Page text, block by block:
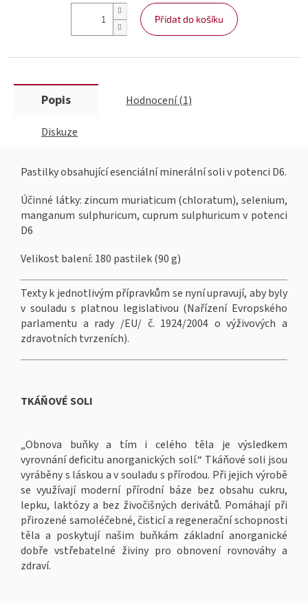
Přidat do košíku
Popis Hodnocení (1)
Diskuze
Pastilkyobsahujícíesenciální minerální soli v potenci D6.
Účinné látky: zincum muriaticum (chloratum), selenium,
manganum sulphuricum, cuprum sulphuricum v potenci
D6
Velikost balení: 180 pastilek (90 g)
Texty k jednotlivým přípravkům se nyní upravují, aby byly
v souladu s platnou legislativou (Nařízení Evropského
parlamentu a rady /EU/ č. 1924/2004 o výživových a
zdravotních tvrzeních).
TKÁŇOVÉ SOLI
„Obnova buňky a tím i celého těla je výsledkem
vyrovnání deficitu anorganických solí.“ Tkáňové soli jsou
vyráběny s láskou a v souladu s přírodou. Při jejich výrobě
se využívají moderní přírodní báze bez obsahu cukru,
lepku, laktózy a bez živočišných derivátů. Pomáhají při
přirozené samoléčebné, čisticí a regenerační schopnosti
těla a poskytují našim buňkám základní anorganické
dobře vstřebatelné živiny pro obnovení rovnováhy a
zdraví.